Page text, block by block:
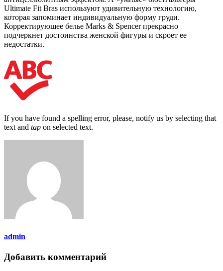
Ultimate Fit Bras используют удивительную технологию,
которая запоминает индивидуальную форму груди.
Корректирующее белье Marks & Spencer прекрасно
подчеркнет достоинства женской фигуры и скроет ее
недостатки.
If you have found a spelling error, please, notify us by selecting that
text and tap on selected text.
admin
Добавить комментарий